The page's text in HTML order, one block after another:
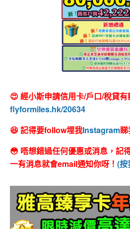
😍 經小斯申請信用卡/戶口/稅貸有
flyformiles.hk/20634
😆 記得要follow埋我Instagram
😳 唔想錯過任何優惠或消息，記
一有消息就會email通知你呀！ (按